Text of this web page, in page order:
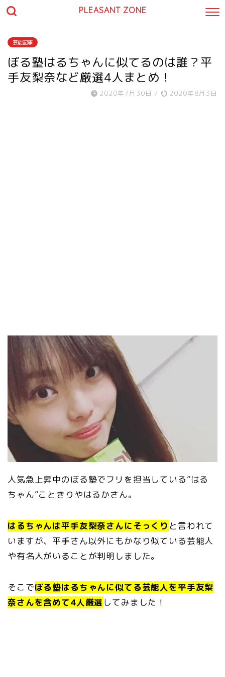
PLEASANT ZONE
芸能記事
ぼる塾はるちゃんに似てるのは誰？平
手友梨奈など厳選4人まとめ！
2020年7月30日 / 2020年8月3日
人気急上昇中のぼる塾でフリを担当している”はる
ちゃん”こときりやはるかさん。
はるちゃんは平手友梨奈さんにそっくり と言われて
いますが、平手さん以外にもかなり似ている芸能人
や有名人がいることが判明しました。
そこでぼる塾はるちゃんに似てる芸能人を平手友梨
奈さんを含めて4人厳選 してみました！